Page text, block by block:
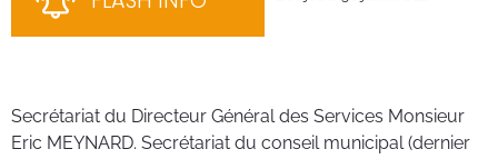
Secrétariat du Directeur Général des Services Monsieur
Eric MEYNARD. Secrétariat du conseil municipal (dernier